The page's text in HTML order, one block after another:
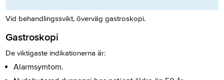
Vid behandlingssvikt, överväg gastroskopi.
Gastroskopi
De viktigaste indikationerna är:
Alarmsymtom.